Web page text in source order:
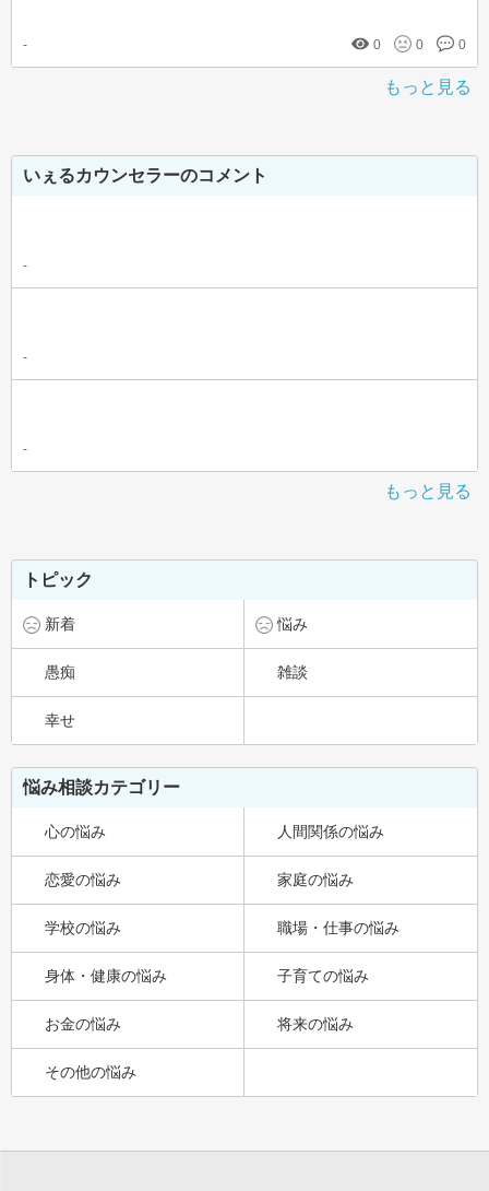
- 0 0 0
もっと見る
いぇるカウンセラーのコメント
-
-
-
もっと見る
トピック
新着 悩み
愚痴 雑談
幸せ
悩み相談カテゴリー
心の悩み 人間関係の悩み
恋愛の悩み 家庭の悩み
学校の悩み 職場・仕事の悩み
身体・健康の悩み 子育ての悩み
お金の悩み 将来の悩み
その他の悩み